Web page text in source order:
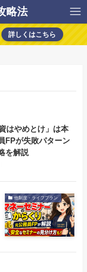
略法
詳しくはこちら
はやめとけ」は本
FPが失敗パターン
を解説
他制度・ライフプラン